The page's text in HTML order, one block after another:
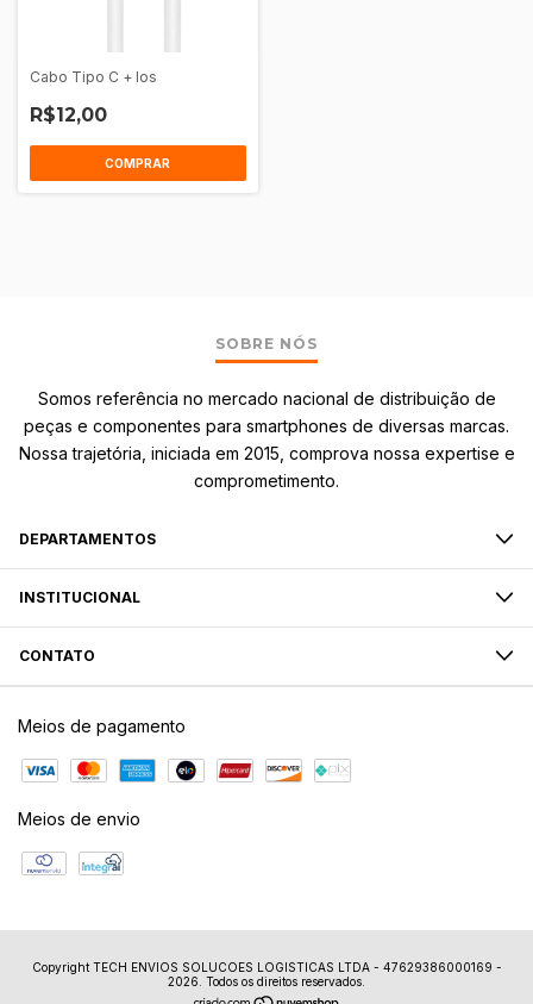
Cabo Tipo C + Ios
R$12,00
COMPRAR
SOBRE NÓS
Somos referência no mercado nacional de distribuição de
peças e componentes para smartphones de diversas marcas.
Nossa trajetória, iniciada em 2015, comprova nossa expertise e
comprometimento.
DEPARTAMENTOS
INSTITUCIONAL
CONTATO
Meios de pagamento
Meios de envio
Copyright TECH ENVIOS SOLUCOES LOGISTICAS LTDA - 47629386000169 -
2026. Todos os direitos reservados.